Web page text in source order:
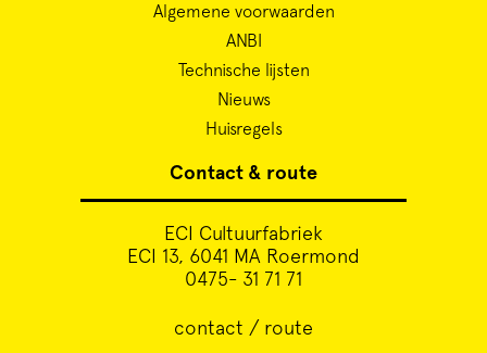
Algemene voorwaarden
ANBI
Technische lijsten
Nieuws
Huisregels
Contact & route
ECI Cultuurfabriek
ECI 13, 6041 MA Roermond
0475- 31 71 71
contact / route